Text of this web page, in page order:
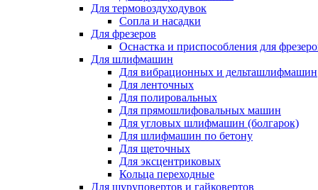
Для термовоздуходувок
Сопла и насадки
Для фрезеров
Оснастка и приспособления для
Для шлифмашин
Для вибрационных и дельташлифмашин
Для ленточных
Для полировальных
Для прямошлифовальных машин
Для угловых шлифмашин (болгарок)
Для шлифмашин по бетону
Для щеточных
Для эксцентриковых
Кольца переходные
Для шуруповертов и гайковертов